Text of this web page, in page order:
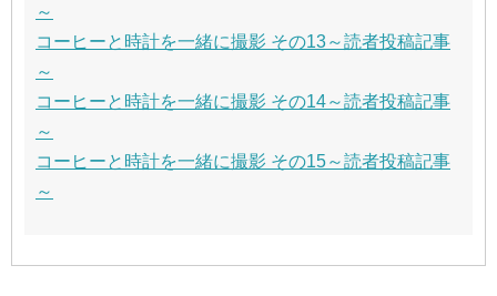
～
コーヒーと時計を一緒に撮影 その13～読者投稿記事
～
コーヒーと時計を一緒に撮影 その14～読者投稿記事
～
コーヒーと時計を一緒に撮影 その15～読者投稿記事
～